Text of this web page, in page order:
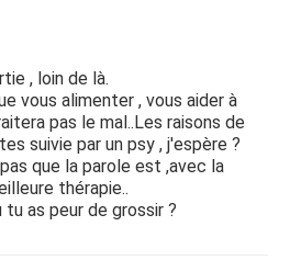
, loin de là.
vous alimenter , vous aider à
pas le mal..Les raisons de
suivie par un psy , j'espère ?
que la parole est ,avec la
thérapie..
as peur de grossir ?